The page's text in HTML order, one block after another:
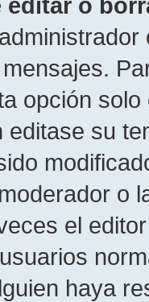
opción solo
editase su
o
el
haya